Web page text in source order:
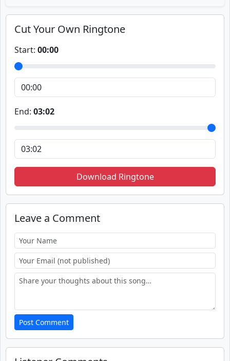
Cut Your Own Ringtone
Start: 00:00
End: 03:02
Download Ringtone
Leave a Comment
Post Comment